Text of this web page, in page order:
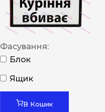
Фасування:
Блок
Ящик
В Кошик